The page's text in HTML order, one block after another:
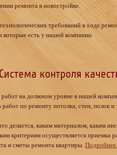
ремонта в новостройке.
требований в ходе
которые есть у нашей компании.
Система контроля
на должном уровне в нашей
по ремонту потолка, стен, полов и
делается, каким материалом, каким
критериям осуществляется
и сметы ремонта квартиры.